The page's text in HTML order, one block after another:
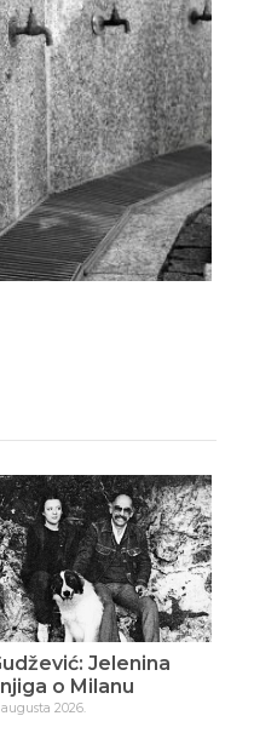
Jelenina
o Milanu
augusta 2026.